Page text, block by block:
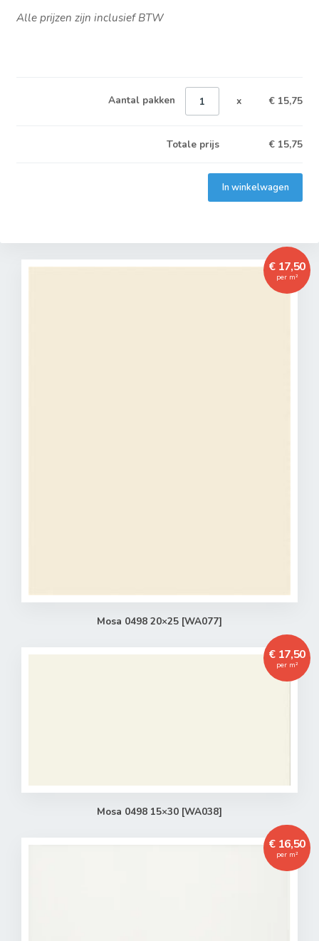
Alle prijzen zijn inclusief BTW
Aantal pakken x € 15,75
Totale prijs € 15,75
In winkelwagen
Mosa 0498 20×25 [WA077]
€ 17,50
per m²
Mosa 0498 15×30 [WA038]
€ 17,50
per m²
€ 16,50
per m²